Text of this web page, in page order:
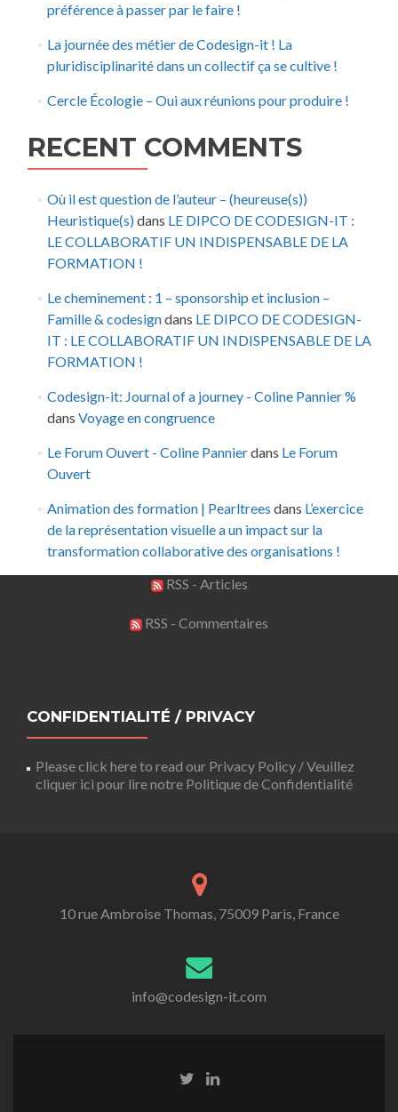
préférence à passer par le faire !
La journée des métier de Codesign-it ! La
pluridisciplinarité dans un collectif ça se cultive !
Cercle Écologie – Oui aux réunions pour produire !
RECENT COMMENTS
Où il est question de l’auteur – (heureuse(s))
Heuristique(s)dans LE DIPCO DE CODESIGN-IT :
LE COLLABORATIF UN INDISPENSABLE DE LA
FORMATION !
Le cheminement : 1 – sponsorship et inclusion –
Famille & codesigndans LE DIPCO DE CODESIGN-
IT : LE COLLABORATIF UN INDISPENSABLE DE LA
FORMATION !
Codesign-it: Journal of a journey - Coline Pannier %
dans Voyage en congruence
Le Forum Ouvert - Coline Pannierdans Le Forum
Ouvert
Animation des formation | Pearltrees dans L’exercice
de la représentation visuelle a un impact sur la
transformation collaborative des organisations !
RSS - Articles
RSS - Commentaires
CONFIDENTIALITÉ / PRIVACY
Please click here to read our Privacy Policy / Veuillez
cliquer ici pour lire notre Politique de Confidentialité
10 rue Ambroise Thomas, 75009 Paris, France
info@codesign-it.com